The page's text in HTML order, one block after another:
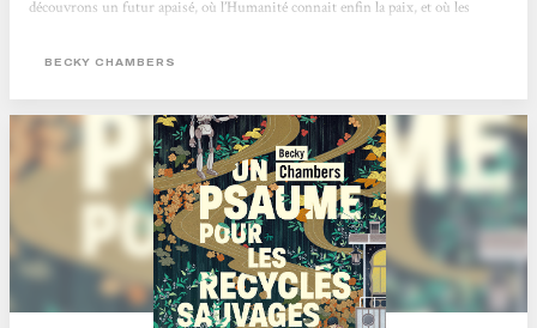
découvrons un futur apaisé, où l’Humanité connait enfin la paix, et où les
une pluie de missiles sur leurs créateurs, mais plutôt à se retirer, jusqu’à
BECKY CHAMBERS